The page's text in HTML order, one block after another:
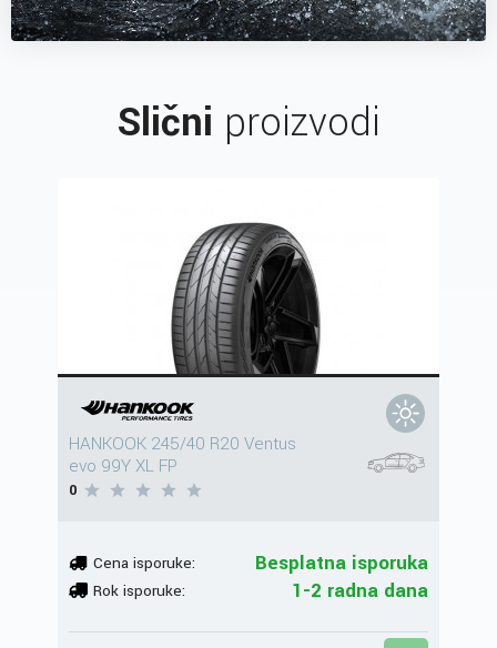
Slični proizvodi
HANKOOK 245/40 R20 Ventus
evo 99Y XL FP
0
Cena isporuke: Besplatna isporuka
Rok isporuke: 1-2 radna dana